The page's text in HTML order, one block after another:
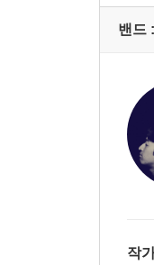
밴드 :
작